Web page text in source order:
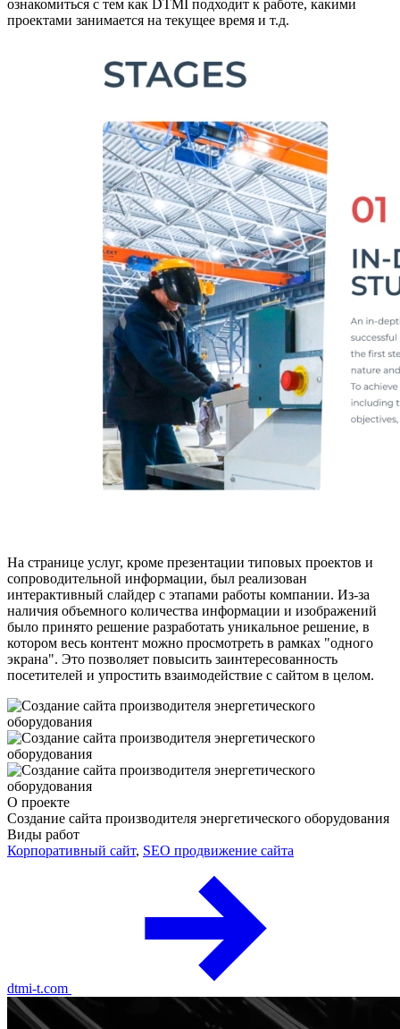
ознакомиться с тем как DTMI подходит к работе, какими
проектами занимается на текущее время и т.д.
На странице услуг, кроме презентации типовых проектов и
сопроводительной информации, был реализован
интерактивный слайдер с этапами работы компании. Из-за
наличия объемного количества информации и изображений
было принято решение разработать уникальное решение, в
котором весь контент можно просмотреть в рамках "одного
экрана". Это позволяет повысить заинтересованность
посетителей и упростить взаимодействие с сайтом в целом.
О проекте
Создание сайта производителя энергетического оборудования
Виды работ
Корпоративный сайт, SEO продвижение сайта
dtmi-t.com